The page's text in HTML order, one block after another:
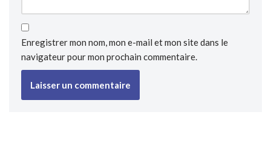
Enregistrer mon nom, mon e-mail et mon site dans le
navigateur pour mon prochain commentaire.